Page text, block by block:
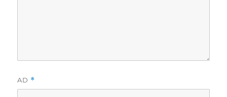
AD *